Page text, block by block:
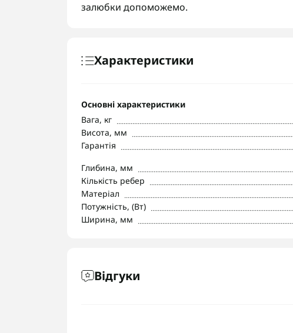
залюбки допоможемо.
Характеристики
Основні характеристики
Вага, кг
Висота, мм
Гарантія
Глибина, мм
Кількість ребер
Матеріал
Потужність, (Вт)
Ширина, мм
Відгуки